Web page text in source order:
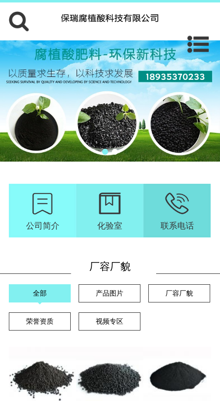
公司简介 化验室 联系电话
厂容厂貌
全部 产品图片 厂容厂貌
荣誉资质 视频专区